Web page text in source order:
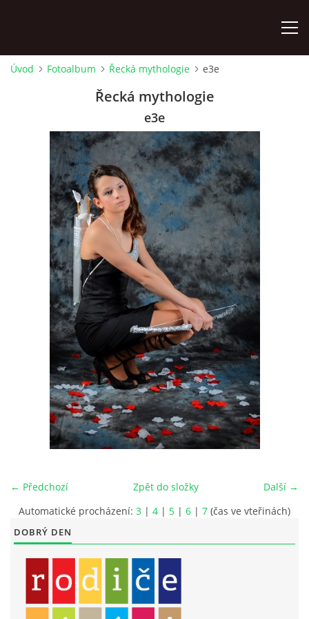
ZAMĚSTNANCI
HUDEBNÍ OBOR
SOUBORY
VÝTVARNÝ OBOR
LITERÁRNĚ DRAMATICKÝ OBOR
DĚTSKÁ UMĚLECKÁ DÍLNA
PRAVIDLA PRO VEŘEJNÉ AKCE ZUŠ STAŇKOV
PŘIJÍMACÍ TALENTOVÉ ZKOUŠKY
ÚŘEDNÍ DESKA
PARTNEŘI ZUŠ STAŇKOV
Úvod Fotoalbum Řecká mythologie e3e
Řecká mythologie
e3e
← Předchozí Další →
Zpět do složky
Automatické procházení: 3 | 4 | 5 | 6 | 7 (čas ve vteřinách)
DOBRÝ DEN